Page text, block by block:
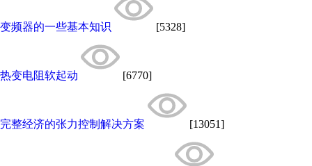
变频器的一些基本知识 [5328]
热变电阻软起动 [6770]
完整经济的张力控制解决方案 [13051]